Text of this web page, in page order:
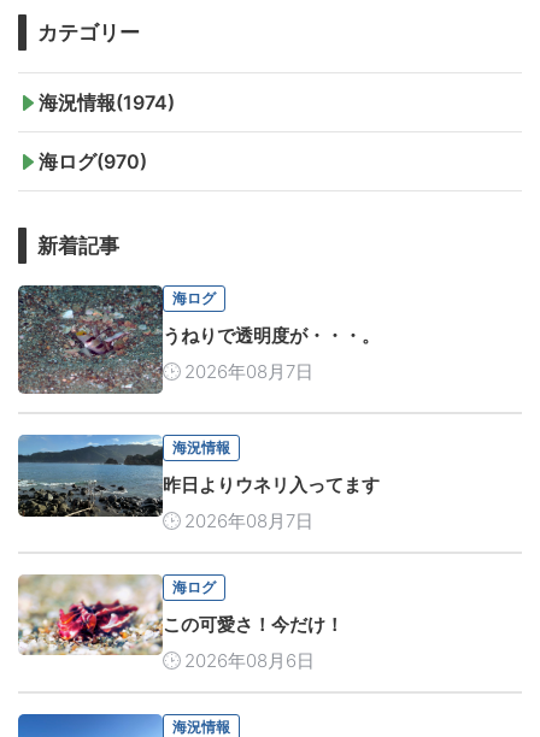
カテゴリー
海況情報(1974)
海ログ(970)
新着記事
海ログ
うねりで透明度が・・・。
2026年08月7日
海況情報
昨日よりウネリ入ってます
2026年08月7日
海ログ
この可愛さ！今だけ！
2026年08月6日
海況情報